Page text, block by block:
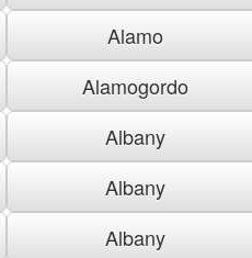
Alamo
Alamogordo
Albany
Albany
Albany